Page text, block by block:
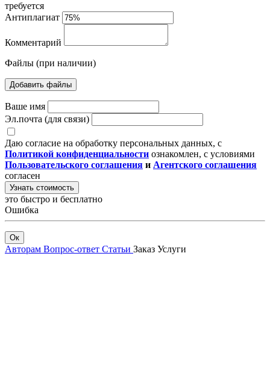
требуется
Антиплагиат
Комментарий
Файлы (при наличии)
Добавить файлы
Ваше имя
Эл.почта (для связи)
Даю согласие на обработку персональных данных, с
Политикой конфиденциальности ознакомлен, с условиями
Пользовательского соглашения и Агентского соглашения
согласен
Узнать стоимость
это быстро и бесплатно
Ошибка
Ок
Авторам Вопрос-ответ Статьи Заказ Услуги